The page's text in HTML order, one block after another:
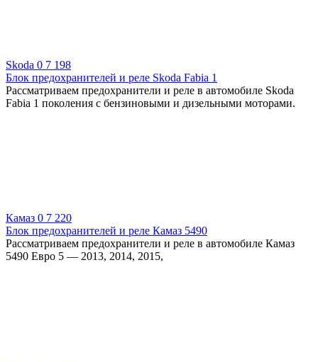
Skoda 0 7 198
Блок предохранителей и реле Skoda Fabia 1
Рассматриваем предохранители и реле в автомобиле Skoda
Fabia 1 поколения с бензиновыми и дизельными моторами.
Камаз 0 7 220
Блок предохранителей и реле Камаз 5490
Рассматриваем предохранители и реле в автомобиле Камаз
5490 Евро 5 — 2013, 2014, 2015,